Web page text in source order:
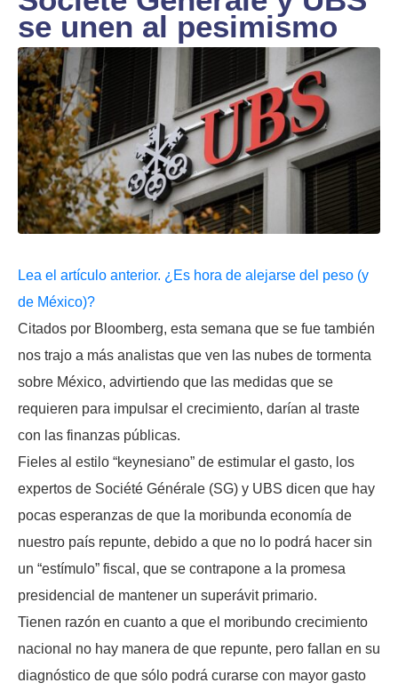
se unen al pesimismo
Lea el artículo anterior. ¿Es hora de alejarse del peso (y
de México)?
Citados por Bloomberg, esta semana que se fue también
nos trajo a más analistas que ven las nubes de tormenta
sobre México, advirtiendo que las medidas que se
requieren para impulsar el crecimiento, darían al traste
con las finanzas públicas.
Fieles al estilo “keynesiano” de estimular el gasto, los
expertos de Société Générale (SG) y UBS dicen que hay
pocas esperanzas de que la moribunda economía de
nuestro país repunte, debido a que no lo podrá hacer sin
un “estímulo” fiscal, que se contrapone a la promesa
presidencial de mantener un superávit primario.
Tienen razón en cuanto a que el moribundo crecimiento
nacional no hay manera de que repunte, pero fallan en su
diagnóstico de que sólo podrá curarse con mayor gasto